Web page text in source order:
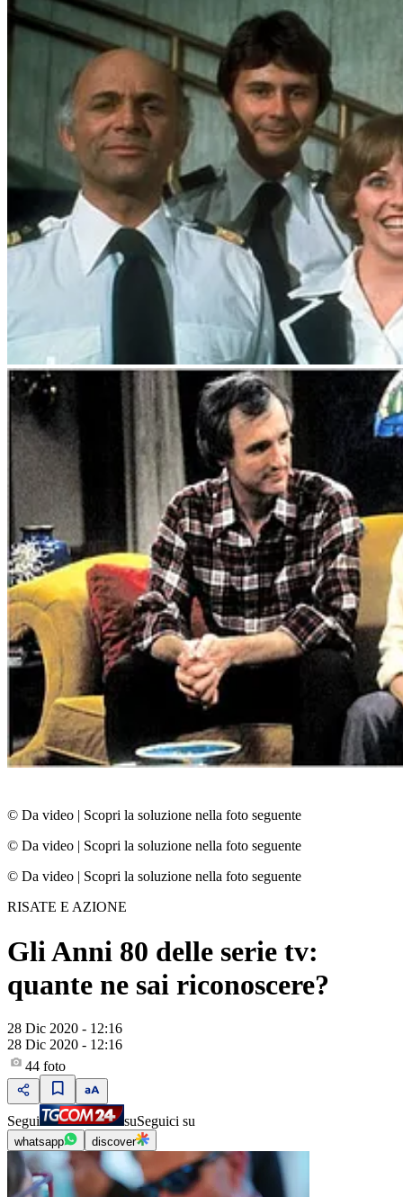
© Da video | Scopri la soluzione nella foto seguente
© Da video | Scopri la soluzione nella foto seguente
© Da video | Scopri la soluzione nella foto seguente
RISATE E AZIONE
Gli Anni 80 delle serie tv:
quante ne sai riconoscere?
28 Dic 2020 - 12:16
28 Dic 2020 - 12:16
44 foto
Segui suSeguici su
whatsapp discover